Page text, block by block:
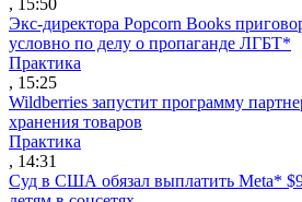
Экс-директора Popcorn Books
условно по делу о пропаганде ЛГБТ*
Практика
, 15:25
Wildberries запустит программу
хранения товаров
Практика
, 14:31
Суд в США обязал выплатить Meta*